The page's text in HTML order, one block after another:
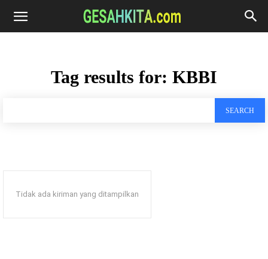
Tag results for: KBBI
SEARCH
Tidak ada kiriman yang ditampilkan